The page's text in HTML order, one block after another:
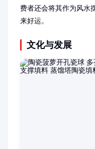
费者还会将其作为风水
来好运。
文化与发展